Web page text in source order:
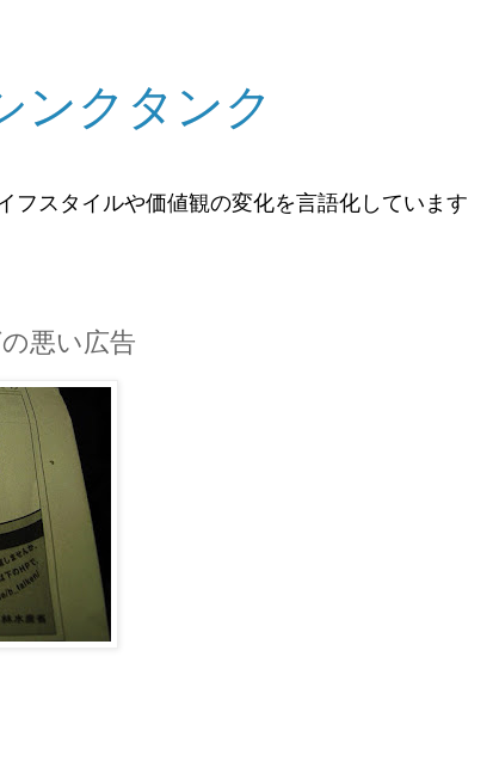
ンクタンク
フスタイルや価値観の変化を言語化しています
悪い広告